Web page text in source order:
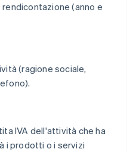
(anno e
(ragione sociale,
IVA dell'attività che ha
i prodotti o i servizi